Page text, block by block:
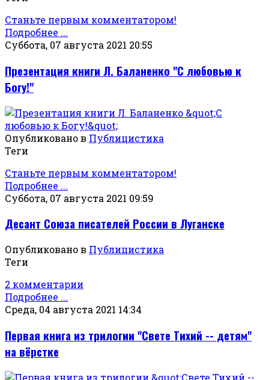
Станьте первым комментатором!
Подробнее ...
Суббота, 07 августа 2021 20:55
Презентация книги Л. Баланенко "С любовью к
Богу!"
Опубликовано в Публицистика
Теги
Станьте первым комментатором!
Подробнее ...
Суббота, 07 августа 2021 09:59
Десант Союза писателей России в Луганске
Опубликовано в Публицистика
Теги
2 комментарии
Подробнее ...
Среда, 04 августа 2021 14:34
Первая книга из трилогии "Свете Тихий -- детям"
на вёрстке